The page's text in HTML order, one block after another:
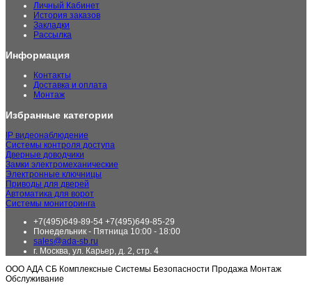
Личный Кабинет
История заказов
Закладки
Рассылка
Информация
Контакты
Доставка и оплата
Монтаж
Избранные категории
IP видеонаблюдение
Системы контроля доступа
Дверные доводчики
Замки электромеханические
Электронные ключницы
Приводы для дверей
Автоматика для ворот
Системы мониторинга
+7(495)649-89-54 +7(495)649-85-29
Понедельник - Пятница 10:00 - 18:00
sales@ada-sb.ru
г. Москва, ул. Карьер, д. 2, стр. 4
ООО АДА СБ Комплексные Системы Безопасности Продажа Монтаж
Обслуживание